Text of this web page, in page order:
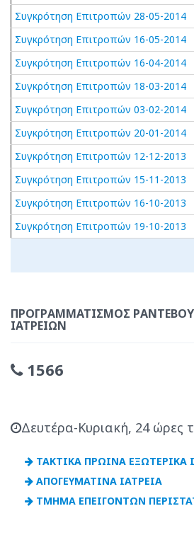
Συγκρότηση Επιτροπών 28-05-2014
Συγκρότηση Επιτροπών 16-05-2014
Συγκρότηση Επιτροπών 16-04-2014
Συγκρότηση Επιτροπών 18-03-2014
Συγκρότηση Επιτροπών 03-02-2014
Συγκρότηση Επιτροπών 20-01-2014
Συγκρότηση Επιτροπών 12-12-2013
Συγκρότηση Επιτροπών 15-11-2013
Συγκρότηση Επιτροπών 16-10-2013
Συγκρότηση Επιτροπών 19-10-2013
ΠΡΟΓΡΑΜΜΑΤΙΣΜΌΣ
ΙΑΤΡΕΊΩΝ
1566
Δευτέρα-Κυριακή, 24 ώρες
ΤΑΚΤΙΚΑ ΠΡΩΙΝΑ ΕΞΩΤΕΡΙΚΑ
ΑΠΟΓΕΥΜΑΤΙΝΑ ΙΑΤΡΕΙΑ
ΤΜΗΜΑ ΕΠΕΙΓΟΝΤΩΝ